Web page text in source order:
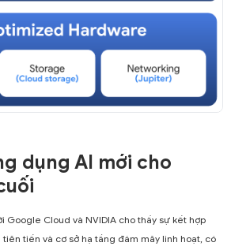
dụng AI mới cho
Google Cloud và NVIDIA cho thấy sự kết hợp
tiến và cơ sở hạ tầng đám mây linh hoạt, có